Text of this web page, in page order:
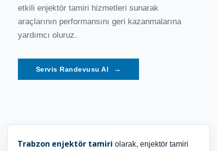
etkili enjektör tamiri hizmetleri sunarak
araçlarının performansını geri kazanmalarına
yardımcı oluruz.
→
Trabzon enjektör tamiri olarak, enjektör tamiri